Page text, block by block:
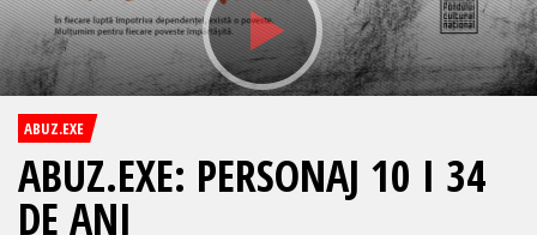
ABUZ.EXE
ABUZ.EXE: PERSONAJ 10 I 34
DE ANI